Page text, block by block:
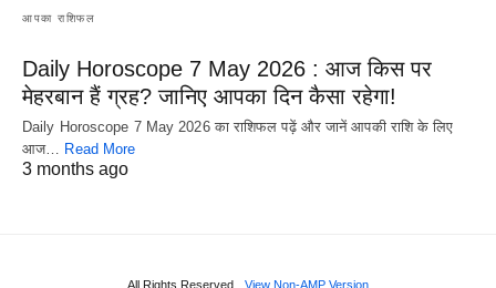
आपका राशिफल
Daily Horoscope 7 May 2026 : आज किस पर
मेहरबान हैं ग्रह? जानिए आपका दिन कैसा रहेगा!
Daily Horoscope 7 May 2026 का राशिफल पढ़ें और जानें आपकी राशि के लिए
आज… Read More
3 months ago
All Rights Reserved View Non-AMP Version